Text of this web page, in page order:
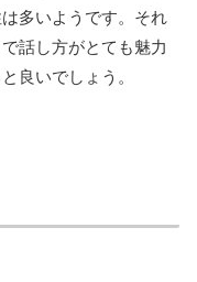
多いようです。それ
話し方がとても魅力
良いでしょう。